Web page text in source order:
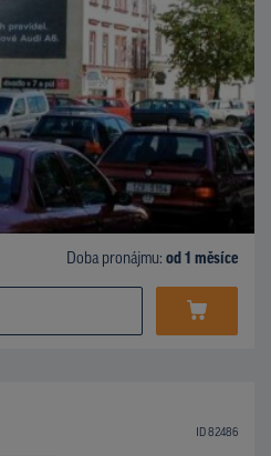
Doba pronájmu: od 1 měsíce
ID 82486